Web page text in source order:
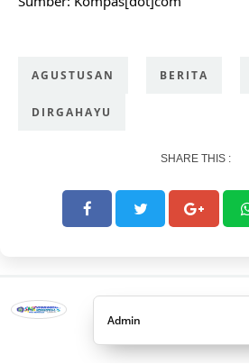
AGUSTUSAN BERITA
DIRGAHAYU
SHARE THIS :
Admin